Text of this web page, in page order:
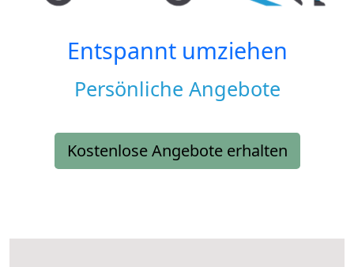
Entspannt umziehen
Persönliche Angebote
Kostenlose Angebote erhalten